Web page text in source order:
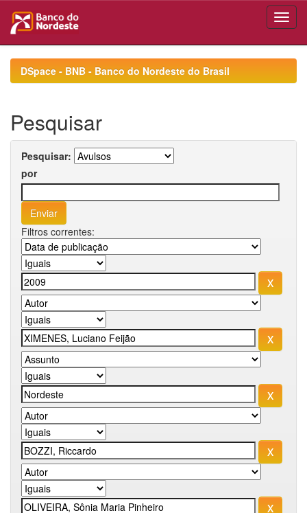
navigationDSpace - BNB - Banco do Nordeste do Brasil
Pesquisar
Pesquisar:
por
Filtros correntes: